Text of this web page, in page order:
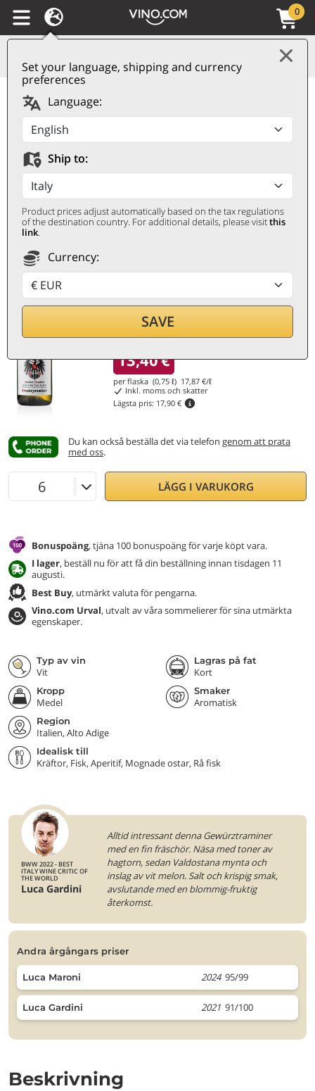
Set your language, shipping and currency
preferences
Language:
Ship to:
Product prices adjust automatically based on the tax regulations
of the destination country. For additional details, please visitthis
link.
Currency:
SAVE
0
Südtirol - Alto Adige
Valle Isarco DOC
Gewürztraminer 2025
Adler von Klausen
ADLER VON KLAUSEN
0,75 ℓ
Nedsatt 25%
13,40€
per flaska (0,75 ℓ) 17,87 €/ℓ
Inkl. moms och skatter
Lägsta pris: 17,90 €
Du kan också beställa det via telefon genom att prata
med oss.
LÄGG I VARUKORG
Bonuspoäng, tjäna 100 bonuspoäng för varje köpt vara.
I lager, beställ nu för att få din beställning innan tisdagen 11
augusti.
Best Buy, utmärkt valuta för pengarna.
Vino.com Urval, utvalt av våra sommelierer för sina utmärkta
egenskaper.
Typ av vin
Vit
Lagras på fat
Kort
Kropp
Medel
Smaker
Aromatisk
Region
Italien, Alto Adige
Idealisk till
Kräftor, Fisk, Aperitif, Mognade ostar, Rå fisk
BWW 2022 - BEST
ITALY WINE CRITIC OF
THE WORLD
Luca Gardini
Alltid intressant denna Gewürztraminer
med en fin fräschör. Näsa med toner av
hagtorn, sedan Valdostana mynta och
inslag av vit melon. Salt och krispig smak,
avslutande med en blommig-fruktig
återkomst.
andra årgångars priser
Luca Maroni 2024 95/99
Luca Gardini 2021 91/100
Beskrivning